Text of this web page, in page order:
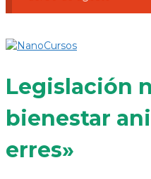
Legislación
bienestar
erres»